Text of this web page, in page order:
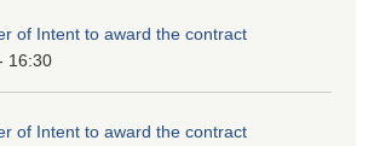
of Intent to award the contract
16:30
of Intent to award the contract